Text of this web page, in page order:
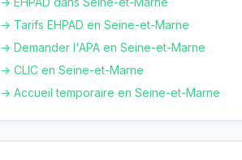
→ Tarifs EHPAD en Seine-et-Marne
→ Demander l'APA en Seine-et-Marne
→ CLIC en Seine-et-Marne
→ Accueil temporaire en Seine-et-Marne